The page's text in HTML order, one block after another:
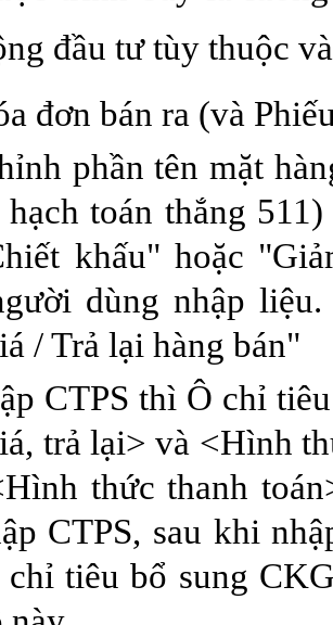
đầu tư tùy thuộc
đơn bán ra (và
phần tên mặt
toán thắng
khấu" hoặc
dùng nhập
/ Trả lại hàng bán"
CTPS thì Ô chỉ
trả lại> và <Hình
thức thanh
CTPS, sau khi
chỉ tiêu bổ sung